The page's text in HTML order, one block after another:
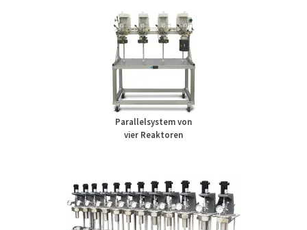
Parallelsystem von
vier Reaktoren